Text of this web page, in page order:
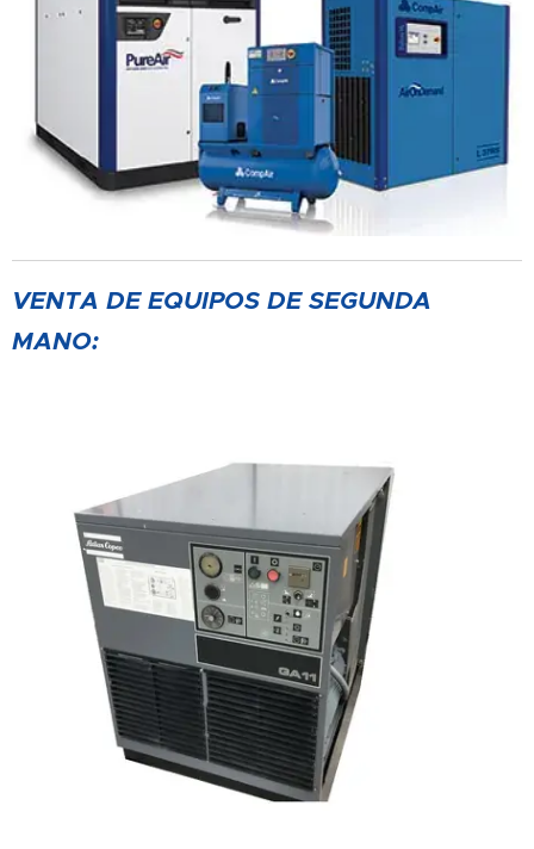
VENTA DE EQUIPOS DE SEGUNDA
MANO: